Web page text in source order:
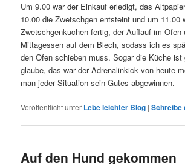
Um 9.00 war der Einkauf erledigt, das
10.00 die Zwetschgen entsteint und um 11.00
Zwetschgenkuchen fertig, der Auflauf im Ofen
Mittagessen auf dem Blech, sodass ich es
den Ofen schieben muss. Sogar die Küche
glaube, das war der Adrenalinkick von heute
man jeder Situation sein Gutes abgewinnen.
Veröffentlicht unter Lebe leichter Blog |Schreibe
Auf den Hund gekommen